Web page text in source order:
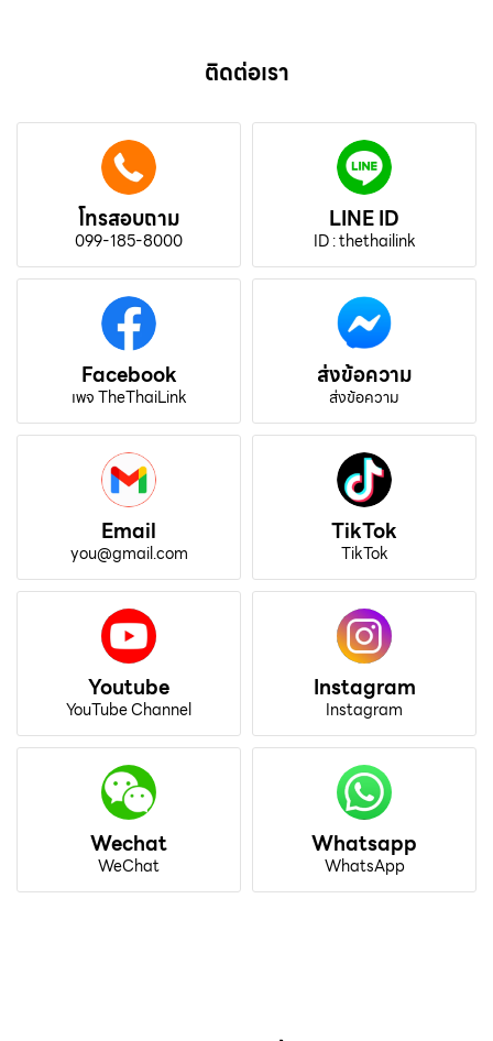
ติดต่อเรา
โทรสอบถาม
099-185-8000
LINE ID
ID : thethailink
Facebook
เพจ TheThaiLink
ส่งข้อความ
ส่งข้อความ
Email
you@gmail.com
TikTok
TikTok
Youtube
YouTube Channel
Instagram
Instagram
Wechat
WeChat
Whatsapp
WhatsApp